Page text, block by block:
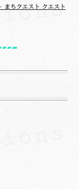
ちクエスト クエスト